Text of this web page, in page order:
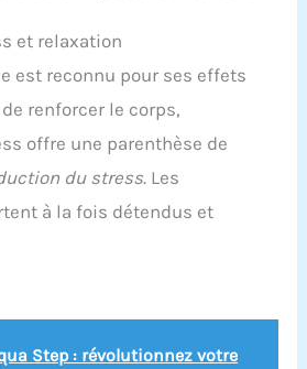
et relaxation
est reconnu pour ses effets
renforcer le corps,
offre une parenthèse de
du stress. Les
à la fois détendus et
Step : révolutionnez votre